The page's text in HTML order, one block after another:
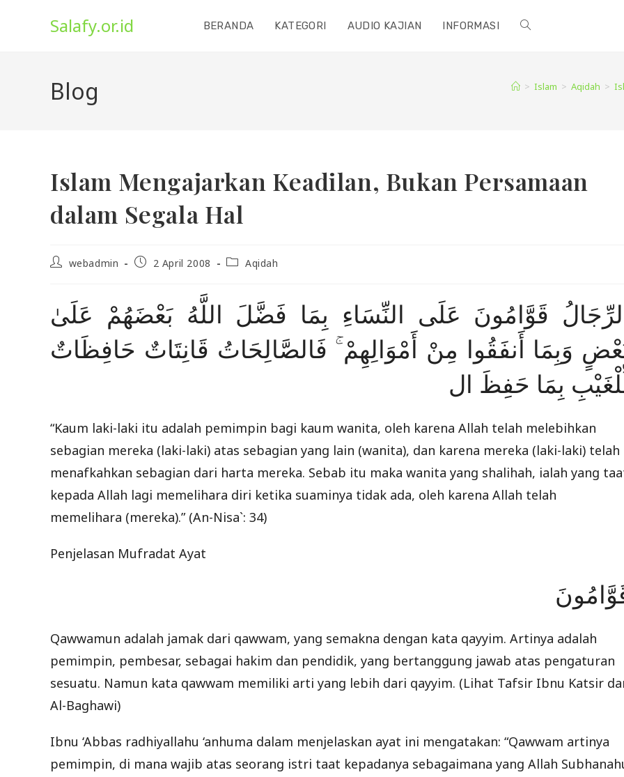
Salafy.or.id BERANDA KATEGORI AUDIO KAJIAN INFORMASI TOGGLE
Blog > Islam > Aqidah >
Islam Mengajarkan Keadilan, Bukan Persamaan
dalam Segala Hal
Postwebadmin
Post2 April 2008
PostAqidah
قَوَّامُونَ عَلَى النِّسَاءِ بِمَا فَضَّلَ اللَّهُ بَعْضَهُمْ عَلَىٰ
وَبِمَا أَنفَقُوا مِنْ أَمْوَالِهِمْ ۚ فَالصَّالِحَاتُ قَانِتَاتٌ حَافِظَاتٌ
بِمَا حَفِظَ ال
“Kaum laki-laki itu adalah pemimpin bagi kaum wanita, oleh karena Allah telah melebihkan
sebagian mereka (laki-laki) atas sebagian yang lain (wanita), dan karena mereka (laki-laki) telah
menafkahkan sebagian dari harta mereka. Sebab itu maka wanita yang shalihah, ialah yang
kepada Allah lagi memelihara diri ketika suaminya tidak ada, oleh karena Allah telah
memelihara (mereka).” (An-Nisa`: 34)
Penjelasan Mufradat Ayat
Qawwamun adalah jamak dari qawwam, yang semakna dengan kata qayyim. Artinya adalah
pemimpin, pembesar, sebagai hakim dan pendidik, yang bertanggung jawab atas pengaturan
sesuatu. Namun kata qawwam memiliki arti yang lebih dari qayyim. (Lihat Tafsir Ibnu Katsir
Al-Baghawi)
Ibnu ‘Abbas radhiyallahu ‘anhuma dalam menjelaskan ayat ini mengatakan: “Qawwam artinya
pemimpin, di mana wajib atas seorang istri taat kepadanya sebagaimana yang Allah